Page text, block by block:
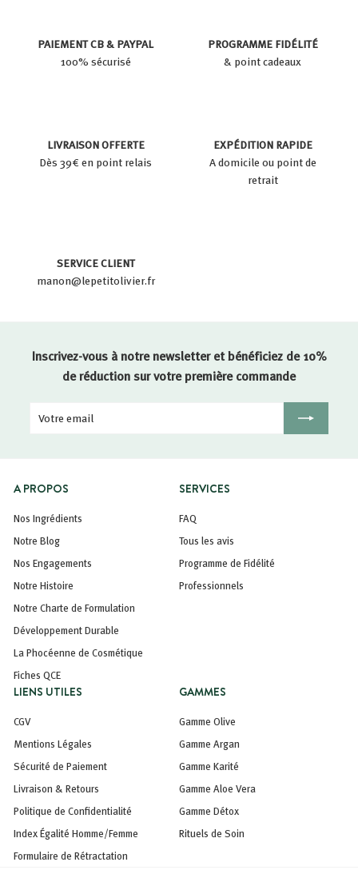
PAIEMENT CB & PAYPAL
100% sécurisé
PROGRAMME FIDÉLITÉ
& point cadeaux
LIVRAISON OFFERTE
Dès 39€ en point relais
EXPÉDITION RAPIDE
A domicile ou point de
retrait
SERVICE CLIENT
manon@lepetitolivier.fr
Inscrivez-vous à notre newsletter et bénéficiez de 10%
de réduction sur votre première commande
Votre
Inscription
A PROPOS
Nos Ingrédients
Notre Blog
Nos Engagements
Notre Histoire
Notre Charte de Formulation
Développement Durable
La Phocéenne de Cosmétique
Fiches QCE
SERVICES
FAQ
Tous les avis
Programme de Fidélité
Professionnels
LIENS UTILES
CGV
Mentions Légales
Sécurité de Paiement
Livraison & Retours
Politique de Confidentialité
Index Égalité Homme/Femme
Formulaire de Rétractation
GAMMES
Gamme Olive
Gamme Argan
Gamme Karité
Gamme Aloe Vera
Gamme Détox
Rituels de Soin